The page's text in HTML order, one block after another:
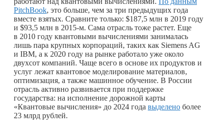
PitchBook, это больше, чем за три предыдущих года
вместе взятых. Сравните только: $187,5 млн в 2019 году
и $93,5 млн в 2015‑м. Сама отрасль тоже растет. Еще
в 2010 году квантовыми вычислениями занималась
лишь пара крупных корпораций, таких как Siemens AG
и IBM, а к 2020 году на рынке работало уже около
двухсот компаний. Чаще всего в основе их продуктов и
услуг лежат квантовое моделирование материалов,
оптимизация, а также машинное обучение. В России
отрасль активно развивается при поддержке
государства: на исполнение дорожной карты
«Квантовые вычисления» до 2024 года выделено более
23 млрд рублей.